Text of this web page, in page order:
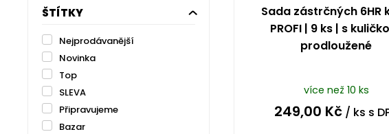
ŠTÍTKY
Nejprodávanější
Novinka
Top
SLEVA
Připravujeme
Bazar
Sada zástrčných 6HR
PROFI | 9 ks | s
prodloužené
více než 10 ks
249,00 Kč/ ks s